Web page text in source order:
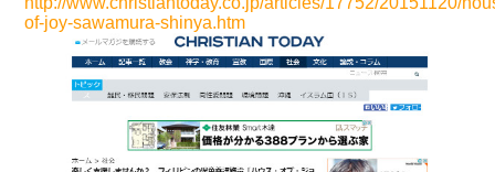
of-joy-sawamura-shinya.htm